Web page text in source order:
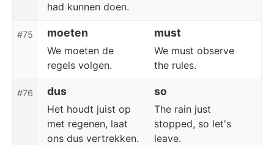
had kunnen doen.
#75 moeten must
We moeten de
regels volgen.
We must observe
the rules.
#76 dus so
Het houdt juist op
met regenen, laat
ons dus vertrekken.
The rain just
stopped, so let's
leave.